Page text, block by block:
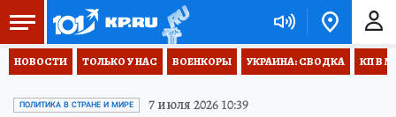
НОВОСТИ ТОЛЬКО У НАС ВОЕНКОРЫ УКРАИНА: СВОДКА КП В
ПОЛИТИКА В СТРАНЕ И МИРЕ 7 июля 2026 10:39